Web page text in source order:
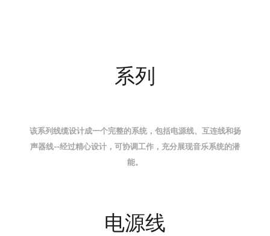
系列
该系列线缆设计成一个完整的系统，包括电源线、互连线和扬
声器线--经过精心设计，可协调工作，充分展现音乐系统的潜
能。
电源线